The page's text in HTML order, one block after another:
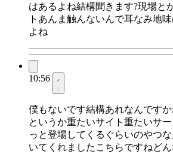
はあるよね結構聞きます?現場と
トあんま触んないんで耳なみ地
よね
10:56
僕もないです結構あれなんです
というか重たいサイト重たいサ
っと登場してくるぐらいのやつ
いてくれましたこちらですねど